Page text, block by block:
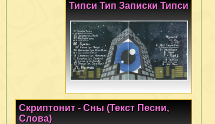
Типси Тип Записки Типси
Скриптонит - Сны (Текст Песни,
Слова)